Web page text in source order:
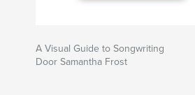
A Visual Guide to Songwriting
Door Samantha Frost